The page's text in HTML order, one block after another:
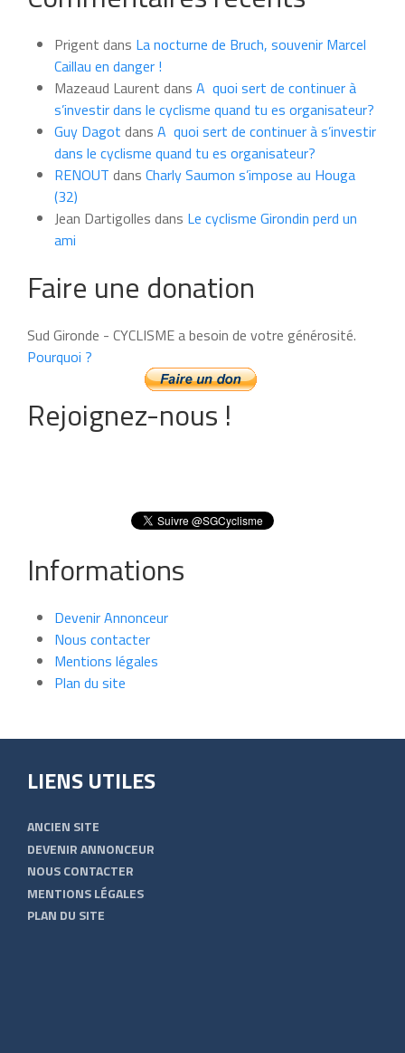
news
moisPrigent dans La nocturne de Bruch, souvenir Marcel
Caillau en danger !
Mazeaud Laurent dans A quoi sert de continuer à
s’investir dans le cyclisme quand tu es organisateur?
Guy Dagot dans A quoi sert de continuer à s’investir
dans le cyclisme quand tu es organisateur?
RENOUT dans Charly Saumon s’impose au Houga
(32)
Jean Dartigolles dans Le cyclisme Girondin perd un
ami
Faire une donation
Sud Gironde - CYCLISME a besoin de votre générosité.
Pourquoi ?
Rejoignez-nous !
Informations
Devenir Annonceur
Nous contacter
Mentions légales
Plan du site
LIENS UTILES
ANCIEN SITE
DEVENIR ANNONCEUR
NOUS CONTACTER
MENTIONS LÉGALES
PLAN DU SITE